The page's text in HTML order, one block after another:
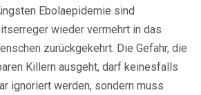
Ebolaepidemie sind
wieder vermehrt in das
zurückgekehrt. Die Gefahr, die
Killern ausgeht, darf keinesfalls
ignoriert werden, sondern muss